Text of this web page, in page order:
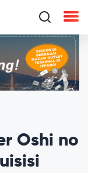
Oshi no